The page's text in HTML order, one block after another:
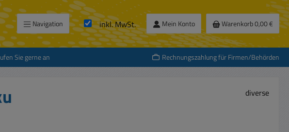
Navigation inkl. MwSt. Mein Konto Warenkorb0,00 €
Sie gerne an Rechnungszahlung für Firmen/Behörden
diverse